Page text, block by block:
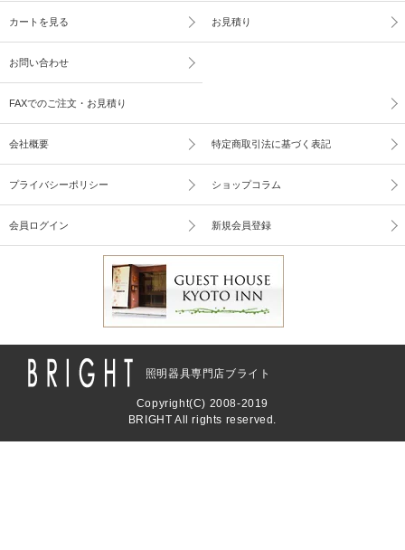
カートを見る お見積り
お問い合わせ
FAXでのご注文・お見積り
会社概要 特定商取引法に基づく表記
プライバシーポリシー ショップコラム
会員ログイン 新規会員登録
照明器具専門店ブライト
Copyright(C) 2008-2019
BRIGHT All rights reserved.